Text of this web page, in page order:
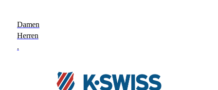
Damen
Herren
.